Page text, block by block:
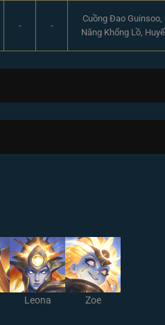
- -
Cuồng Đao Guinsoo,
Năng Khổng Lồ,
Leona Zoe